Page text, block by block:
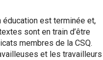
éducation est terminée et,
sont en train d’être
membres de la CSQ.
et les travailleurs